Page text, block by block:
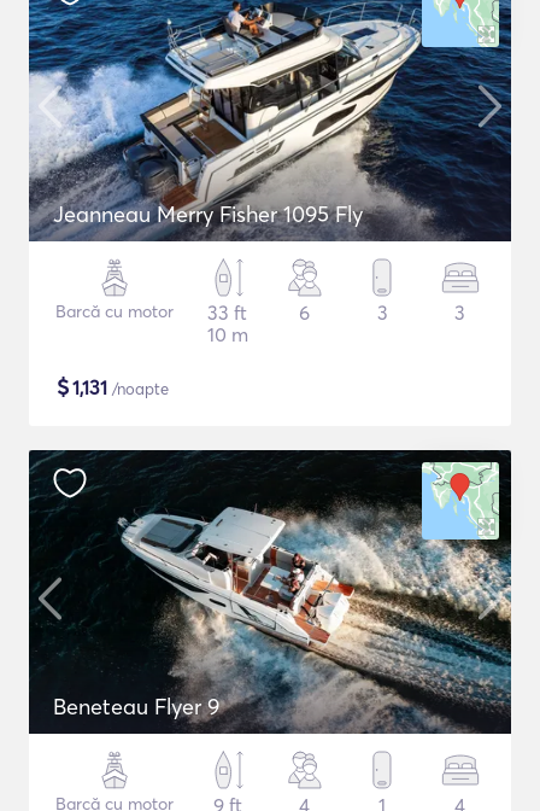
Jeanneau Merry Fisher 1095 Fly
Barcă cu motor
33 ft
10 m
6 3 3
$1,131 /noapte
Beneteau Flyer 9
Barcă cu motor
9 ft
4 1 4